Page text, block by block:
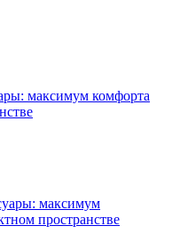
максимум
пространстве